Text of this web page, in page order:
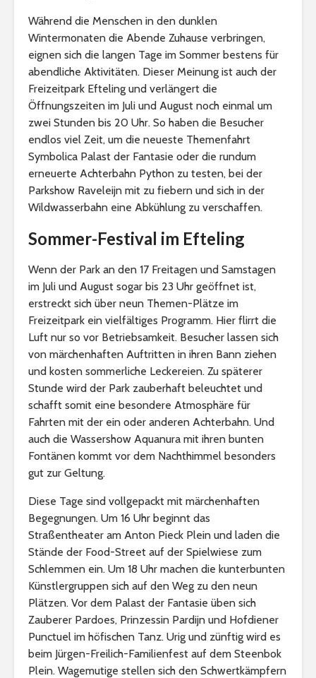
Während die Menschen in den dunklen
Wintermonaten die Abende Zuhause verbringen,
eignen sich die langen Tage im Sommer bestens für
abendliche Aktivitäten. Dieser Meinung ist auch der
Freizeitpark Efteling und verlängert die
Öffnungszeiten im Juli und August noch einmal um
zwei Stunden bis 20 Uhr. So haben die Besucher
endlos viel Zeit, um die neueste Themenfahrt
Symbolica Palast der Fantasie oder die rundum
erneuerte Achterbahn Python zu testen, bei der
Parkshow Raveleijn mit zu fiebern und sich in der
Wildwasserbahn eine Abkühlung zu verschaffen.
Sommer-Festival im Efteling
Wenn der Park an den 17 Freitagen und Samstagen
im Juli und August sogar bis 23 Uhr geöffnet ist,
erstreckt sich über neun Themen-Plätze im
Freizeitpark ein vielfältiges Programm. Hier flirrt die
Luft nur so vor Betriebsamkeit. Besucher lassen sich
von märchenhaften Auftritten in ihren Bann ziehen
und kosten sommerliche Leckereien. Zu späterer
Stunde wird der Park zauberhaft beleuchtet und
schafft somit eine besondere Atmosphäre für
Fahrten mit der ein oder anderen Achterbahn. Und
auch die Wassershow Aquanura mit ihren bunten
Fontänen kommt vor dem Nachthimmel besonders
gut zur Geltung.
Diese Tage sind vollgepackt mit märchenhaften
Begegnungen. Um 16 Uhr beginnt das
Straßentheater am Anton Pieck Plein und laden die
Stände der Food-Street auf der Spielwiese zum
Schlemmen ein. Um 18 Uhr machen die kunterbunten
Künstlergruppen sich auf den Weg zu den neun
Plätzen. Vor dem Palast der Fantasie üben sich
Zauberer Pardoes, Prinzessin Pardijn und Hofdiener
Punctuel im höfischen Tanz. Urig und zünftig wird es
beim Jürgen-Freilich-Familienfest auf dem Steenbok
Plein. Wagemutige stellen sich den Schwertkämpfern